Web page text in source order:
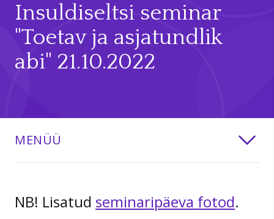
Insuldiseltsi seminar
"Toetav ja asjatundlik
abi" 21.10.2022
NB! Lisatud seminaripäeva fotod.
MENÜÜ